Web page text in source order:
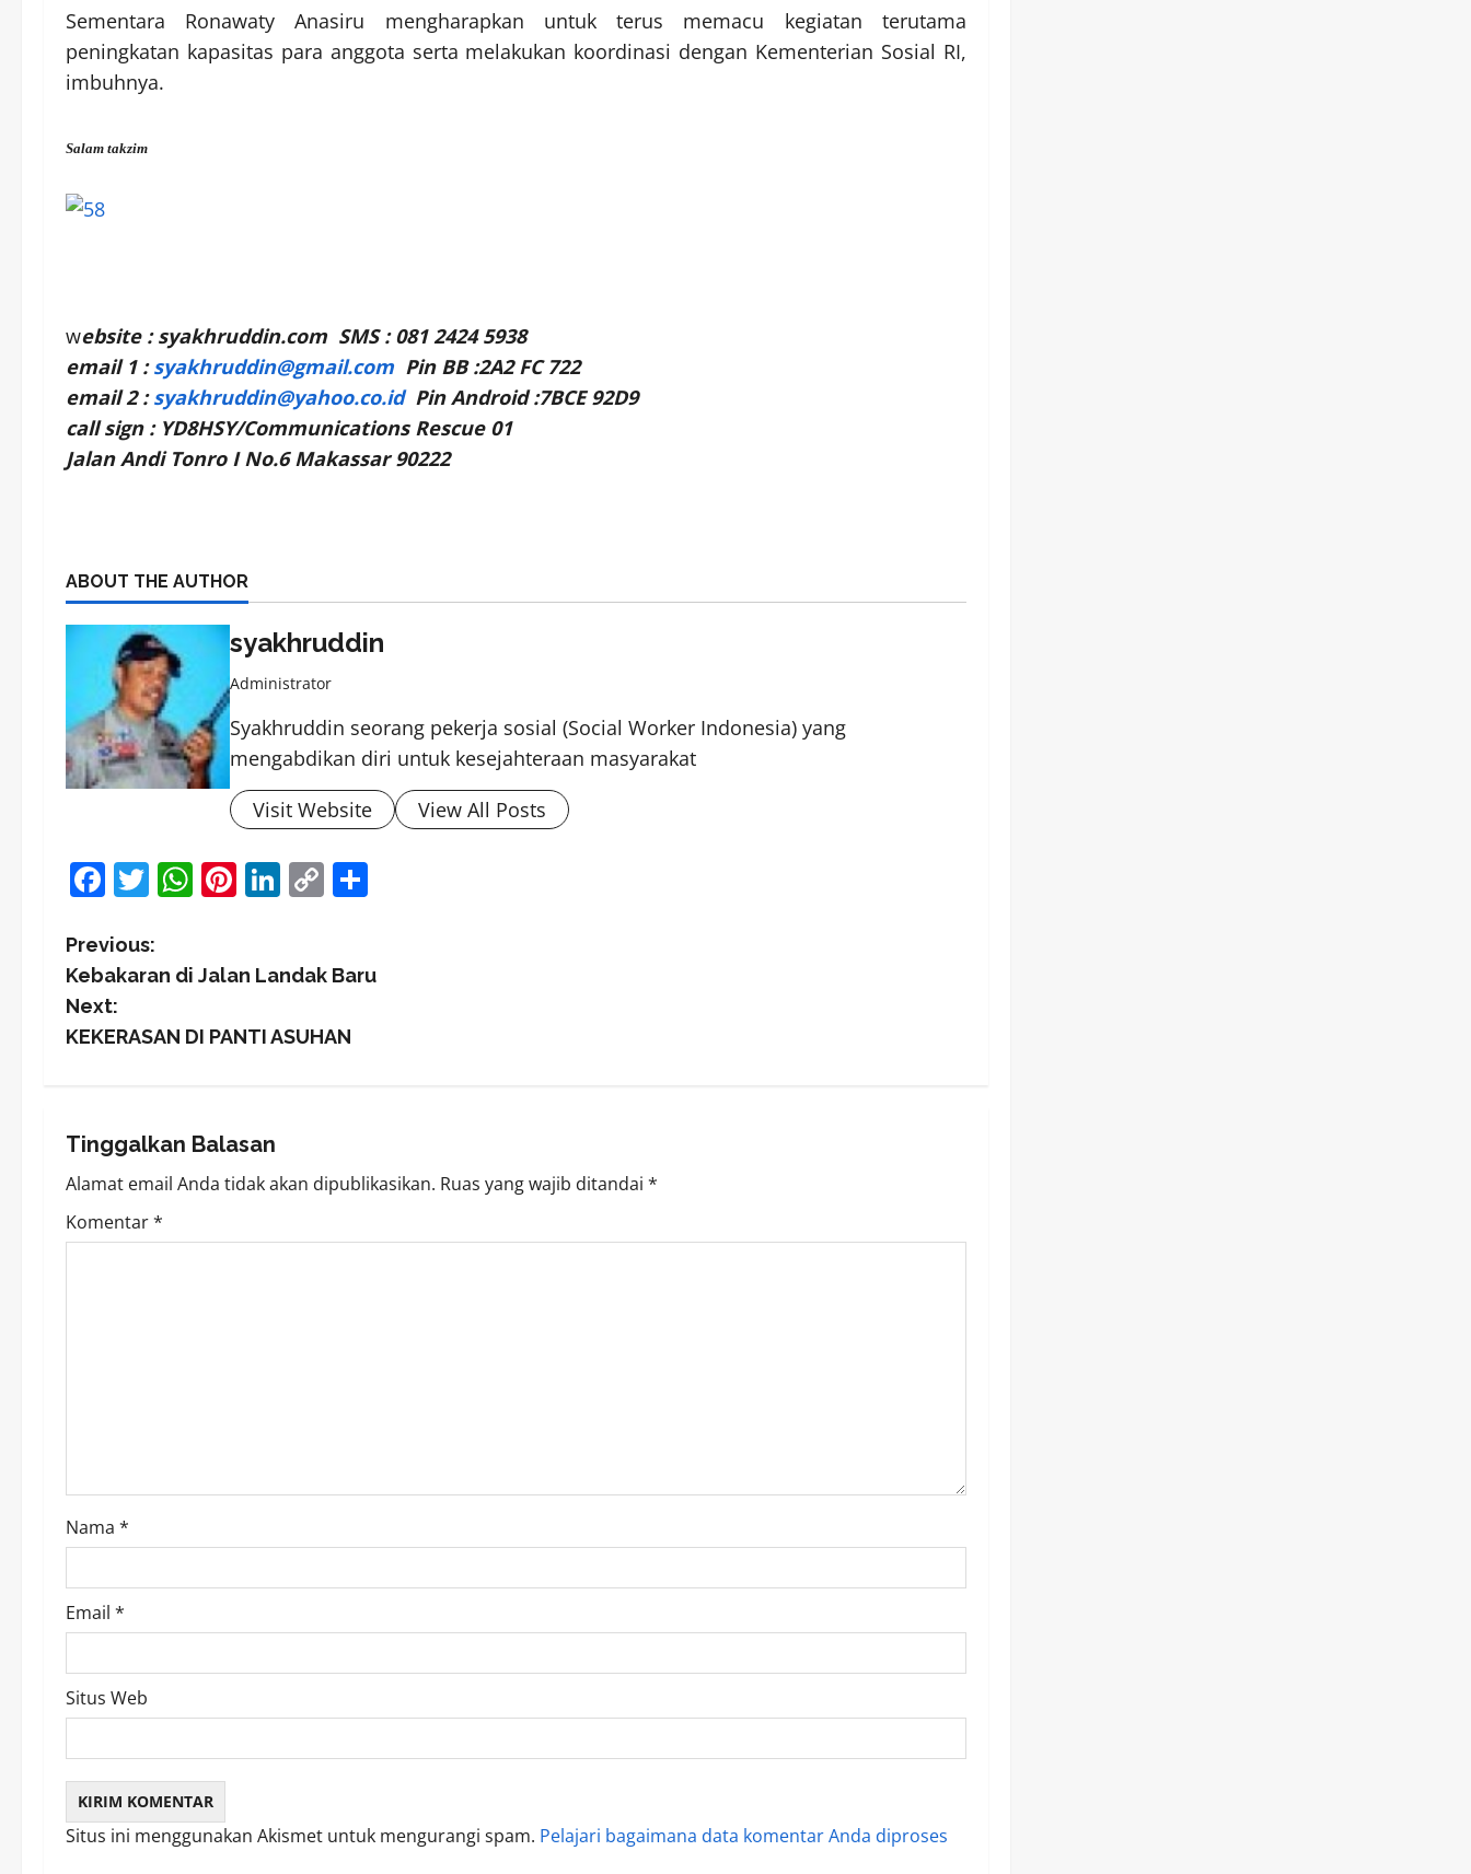
Sementara Ronawaty Anasiru mengharapkan untuk terus memacu kegiatan terutama
peningkatan kapasitas para anggota serta melakukan koordinasi dengan Kementerian Sosial RI,
imbuhnya.
Salam takzim
website : syakhruddin.com SMS : 081 2424 5938
email 1 :syakhruddin@gmail.com Pin BB :2A2 FC 722
email 2 :syakhruddin@yahoo.co.idPin Android :7BCE 92D9
call sign : YD8HSY/Communications Rescue 01
Jalan Andi Tonro I No.6 Makassar 90222
ABOUT THE AUTHOR
syakhruddin
Administrator
Syakhruddin seorang pekerja sosial (Social Worker Indonesia) yang
mengabdikan diri untuk kesejahteraan masyarakat
Visit Website
View All Posts
Facebook
Twitter
WhatsApp
Pinterest
LinkedIn
Copy
P
o
s
n
a
v
o
n
Previous:
Kebakaran di Jalan Landak Baru
Next:
KEKERASAN DI PANTI ASUHAN
Tinggalkan Balasan
Alamat email Anda tidak akan dipublikasikan. Ruas yang wajib ditandai *
Komentar*
Nama *
Email *
Situs Web
Situs ini menggunakan Akismet untuk mengurangi spam. Pelajari bagaimana data komentar Anda diproses